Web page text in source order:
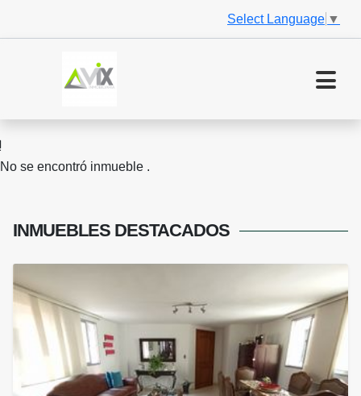
Select Language ▼
No se encontró inmueble .
INMUEBLES DESTACADOS